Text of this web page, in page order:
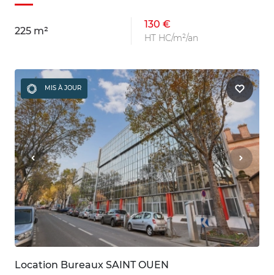
225 m²
130 €
HT HC/m²/an
MIS À JOUR
Location Bureaux SAINT OUEN